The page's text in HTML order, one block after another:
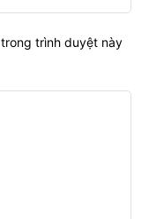
trình duyệt này